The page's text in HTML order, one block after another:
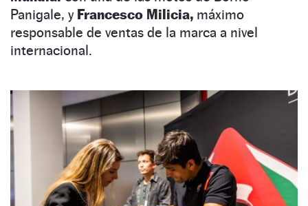
Panigale, y Francesco Milicia, máximo
responsable de ventas de la marca a nivel
internacional.